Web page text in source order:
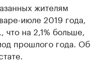
жителям
июле 2019 года,
на 2,1% больше,
прошлого года. Об